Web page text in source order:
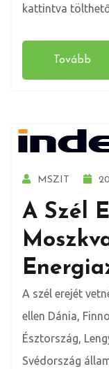
kattintva
Tovább
MSZIT
A Szél
A szél erejét
ellen Dánia,
Észtország,
Svédország